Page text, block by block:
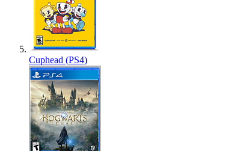
Cuphead (PS4)